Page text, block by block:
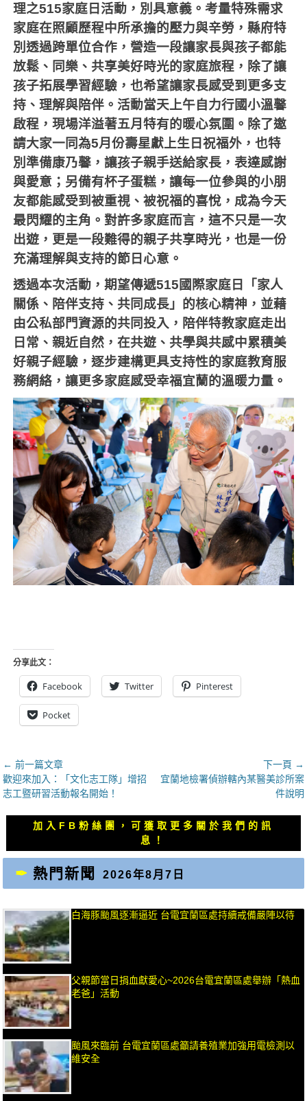
理之515家庭日活動，別具意義。考量特殊需求
家庭在照顧歷程中所承擔的壓力與辛勞，縣府特
別透過跨單位合作，營造一段讓家長與孩子都能
放鬆、同樂、共享美好時光的家庭旅程，除了讓
孩子拓展學習經驗，也希望讓家長感受到更多支
持、理解與陪伴。活動當天上午自力行國小溫馨
啟程，現場洋溢著五月特有的暖心氛圍。除了邀
請大家一同為5月份壽星獻上生日祝福外，也特
別準備康乃馨，讓孩子親手送給家長，表達感謝
與愛意；另備有杯子蛋糕，讓每一位參與的小朋
友都能感受到被重視、被祝福的喜悅，成為今天
最閃耀的主角。對許多家庭而言，這不只是一次
出遊，更是一段難得的親子共享時光，也是一份
充滿理解與支持的節日心意。
透過本次活動，期望傳遞515國際家庭日「家人
關係、陪伴支持、共同成長」的核心精神，並藉
由公私部門資源的共同投入，陪伴特教家庭走出
日常、親近自然，在共遊、共學與共感中累積美
好親子經驗，逐步建構更具支持性的家庭教育服
務網絡，讓更多家庭感受幸福宜蘭的溫暖力量。
分享此文：
Facebook Twitter Pinterest
Pocket
文
章
導
覽
← 前一篇文章
上
一
歡迎來加入：「文化志工隊」增招
志工暨研習活動報名開始！
下一頁 →
下
文
章：
宜蘭地檢署偵辦轄內某醫美診所案
件說明
加入FB粉絲團，可獲取更多關於我們的訊
息！
熱門新聞 2026年8月7日
白海豚颱風逐漸逼近 台電宜蘭區處持續戒備嚴陣以待
父親節當日捐血獻愛心~2026台電宜蘭區處舉辦「熱血
老爸」活動
颱風來臨前 台電宜蘭區處籲請養殖業加強用電檢測以
維安全